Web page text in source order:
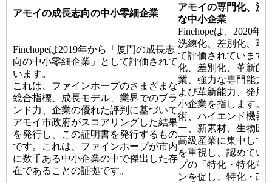
アモイの成長志向の中小零細企業
アモイの専門化、洗
な中小企業
Finehopeは2019年から「厦門の成長志
向の中小零細企業」として評価されて
います。
これは、ファインホープのさまざまな
総合指標、成長モデル、業界でのブラ
ンド力、企業の優れた評判に基づいて
アモイ市政府がスコアリングした結果
を発行し、この証明書を発行するもの
です。これは、ファインホープが市内
に数千ある中小企業の中で傑出した存
在であることの証拠です。
Finehopeは、2020年
洗練化、差別化、革
て評価されています
化、差別化、革新的
業、強力な専門能力
よび革新能力、発展
小企業を指します。
術、ハイエンド機器
ー、新素材、生物医
高級産業に集中して
を重視し、認めてい
プの「特化・特化革
ンを促し、特化・改